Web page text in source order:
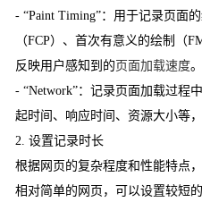
- “Paint Timing”：用于记录页面
（FCP）、首次有意义的绘制（
反映用户感知到的页面加载速度。
- “Network”：记录页面加载过程
起时间、响应时间、资源大小等
2. 设置记录时长
根据网页的复杂程度和性能特点
相对简单的网页，可以设置较短